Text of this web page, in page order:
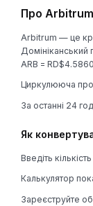
Про
Arbitrum — це
Домініканський
ARB =
Циркулююча
За останні 24
Як
Введіть
Калькулятор
Зареєструйте